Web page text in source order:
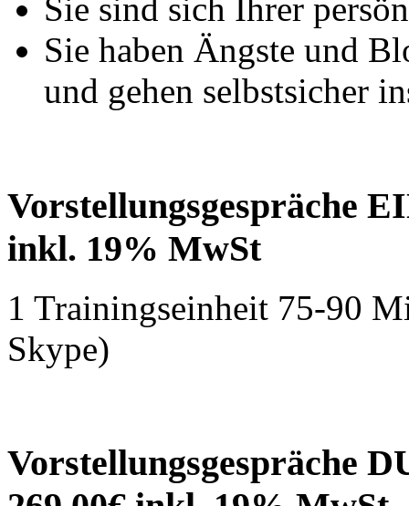
Sie sind sich Ihrer
Sie haben Ängste und
und gehen selbstsicher
Vorstellungsgespräche
inkl. 19% MwSt
1 Trainingseinheit 75-90
Skype)
Vorstellungsgespräche